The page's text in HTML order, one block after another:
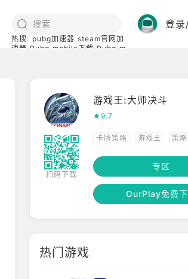
热搜: pubg加速器 steam官网加
速器 Pubg mobile下载 Pubg m
登
扫码下载
游戏王:大师决斗
9.7
卡牌策略 游戏王 策略
二次元 剧情向 TCG
专区
OurPlay免费
热门游戏